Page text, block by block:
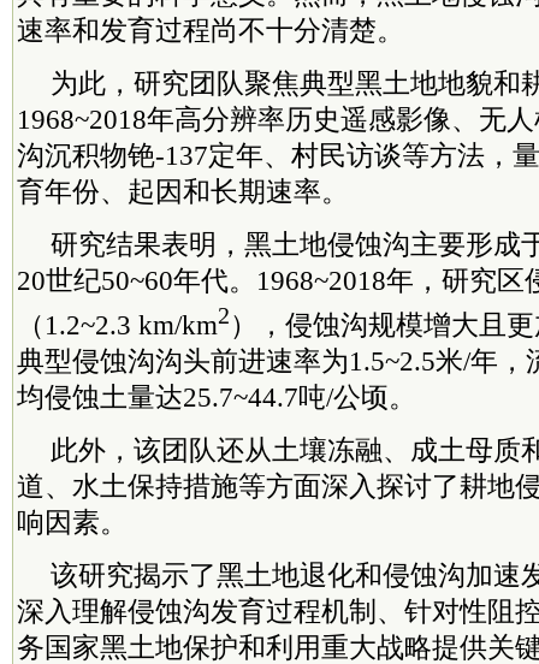
速率和发育过程尚不十分清楚。
为此，研究团队聚焦典型黑土地地貌和
1968~2018年高分辨率历史遥感影像、无
沟沉积物铯-137定年、村民访谈等方法，
育年份、起因和长期速率。
研究结果表明，黑土地侵蚀沟主要形成
20世纪50~60年代。1968~2018年，研究
（1.2~2.3 km/km2），侵蚀沟规模增大且
典型侵蚀沟沟头前进速率为1.5~2.5米/年
均侵蚀土量达25.7~44.7吨/公顷。
此外，该团队还从土壤冻融、成土母质
道、水土保持措施等方面深入探讨了耕地
响因素。
该研究揭示了黑土地退化和侵蚀沟加速
深入理解侵蚀沟发育过程机制、针对性阻
务国家黑土地保护和利用重大战略提供关